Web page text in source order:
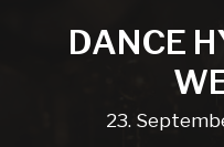
DANCE
23.